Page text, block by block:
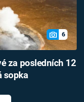
6
za posledních 12
sopka